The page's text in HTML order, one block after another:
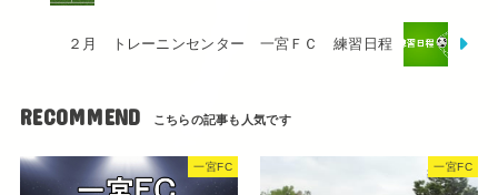
２月 トレーニンセンター 一宮ＦＣ 練習日程
RECOMMEND
一宮FC 一宮FC